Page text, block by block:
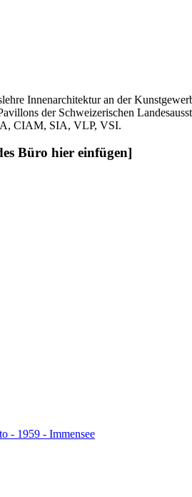
Innenarchitektur an der
der Schweizerischen
CIAM, SIA, VLP, VSI.
Büro hier einfügen]